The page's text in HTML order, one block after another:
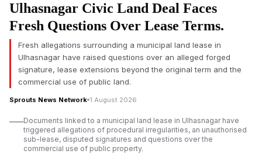
News investigates the proposed amendments, the debate
surrounding them and what the legislation could mean if
passed.
The proposed law seeks to amend the Foreign Contribution
(Regulation) Act, 2010, or FCRA, which regulates the manner in
which non-governmental organisations, charitable trusts,
religious institutions, educational organisations and
associations receive and utilise foreign contributions in India.
The government says the changes are meant to increase
accountability in foreign funding. But opposition parties, non-
governmental organisations, churches and civil society groups
Ulhasnagar Civic Land Deal Faces
Fresh Questions Over Lease Terms.
Fresh allegations surrounding a municipal land lease in
Ulhasnagar have raised questions over an alleged forged
signature, lease extensions beyond the original term and the
commercial use of public land.
Sprouts News Network 1 August 2026
Documents linked to a municipal land lease in Ulhasnagar have
triggered allegations of procedural irregularities, an unauthorised
sub-lease, disputed signatures and questions over the
commercial use of public property.